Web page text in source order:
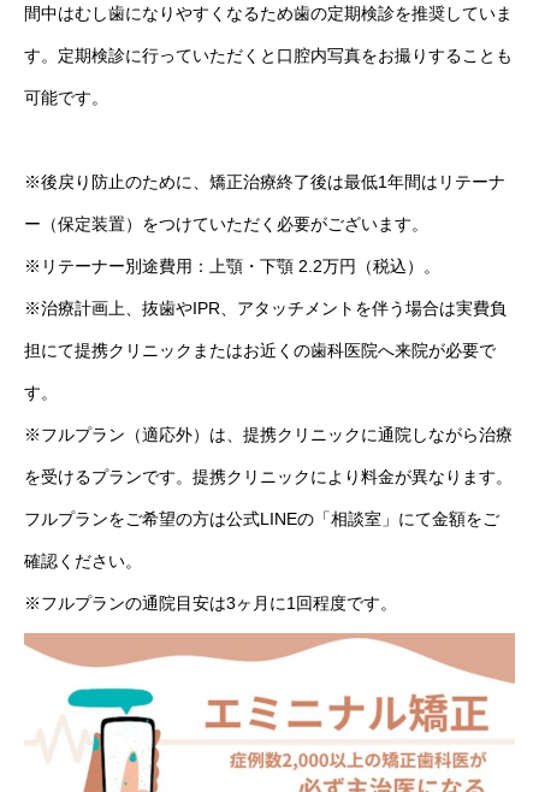
間中はむし歯になりやすくなるため歯の定期検診を推奨していま
す。定期検診に行っていただくと口腔内写真をお撮りすることも
可能です。
※後戻り防止のために、矯正治療終了後は最低1年間はリテーナ
ー（保定装置）をつけていただく必要がございます。
※リテーナー別途費用：上顎・下顎 2.2万円（税込）。
※治療計画上、抜歯やIPR、アタッチメントを伴う場合は実費負
担にて提携クリニックまたはお近くの歯科医院へ来院が必要で
す。
※フルプラン（適応外）は、提携クリニックに通院しながら治療
を受けるプランです。提携クリニックにより料金が異なります。
フルプランをご希望の方は公式LINEの「相談室」にて金額をご
確認ください。
※フルプランの通院目安は3ヶ月に1回程度です。